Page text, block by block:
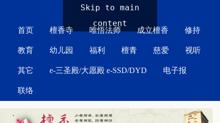
Skip to main
content
首页 檀香寺 唯悟法师 成立檀香 修持
教育 幼儿园 福利 檀青 慈爱 视听
其它 e-三圣殿/大愿殿 e-SSD/DYD 电子报
联络